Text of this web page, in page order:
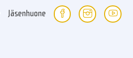
Jäsenhuone